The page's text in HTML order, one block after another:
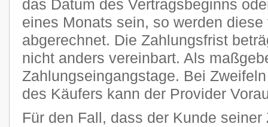
das Datum des Vertragsbeginns
eines Monats sein, so werden
abgerechnet. Die Zahlungsfrist
nicht anders vereinbart. Als
Zahlungseingangstage. Bei
des Käufers kann der Provider
Für den Fall, dass der Kunde